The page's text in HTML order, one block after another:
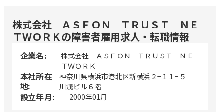
株式会社 ＡＳＦＯＮ ＴＲＵＳＴ ＮＥ
ＴＷＯＲＫの障害者雇用求人・転職情報
企業名:
株式会社 ＡＳＦＯＮ ＴＲＵＳＴ ＮＥ
ＴＷＯＲＫ
本社所在
地:
神奈川県横浜市港北区新横浜２−１１−５
川浅ビル６階
設立年月: 2000年01月